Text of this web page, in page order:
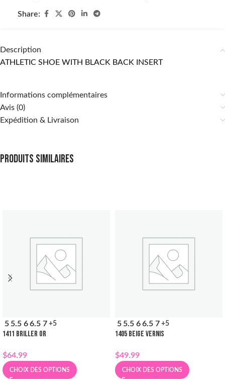
Share:
Description
ATHLETIC SHOE WITH BLACK BACK INSERT
Informations complémentaires
Avis (0)
Expédition & Livraison
Produits similaires
5 5.5 6 6.5 7 +5
1411 BRILLER OR
$64.99
CHOIX DES OPTIONS
5 5.5 6 6.5 7 +5
1405 BEIGE VERNIS
$49.99
CHOIX DES OPTIONS